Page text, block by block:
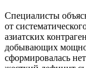
Специалисты
от
азиатских
добывающих
сформировалась